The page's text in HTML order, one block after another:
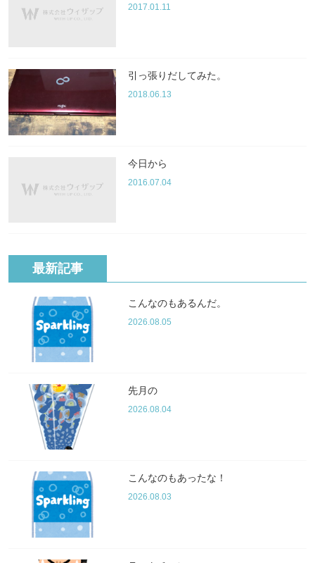
2017.01.11
引っ張りだしてみた。
2018.06.13
今日から
2016.07.04
最新記事
こんなのもあるんだ。
2026.08.05
先月の
2026.08.04
こんなのもあったな！
2026.08.03